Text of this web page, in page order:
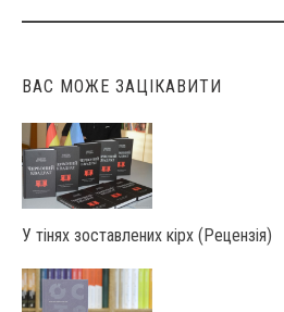
ВАС МОЖЕ ЗАЦІКАВИТИ
У тінях зоставлених кірх (Рецензія)